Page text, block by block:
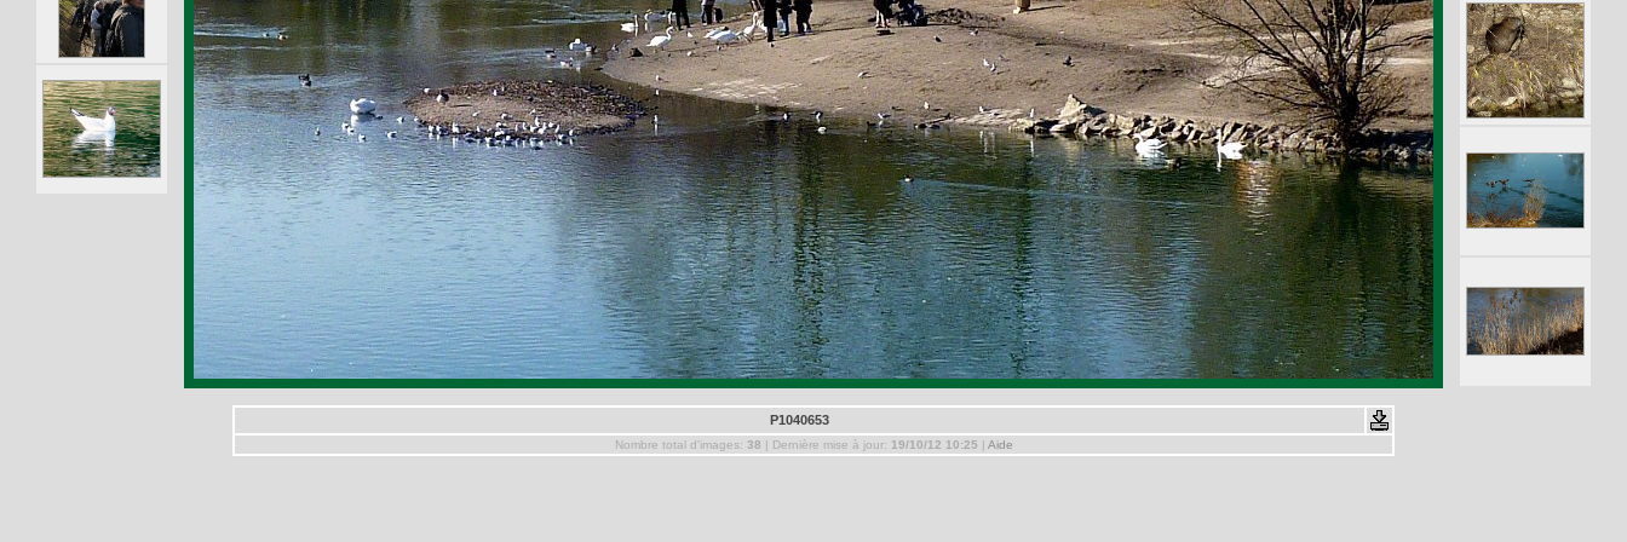
P1040653
Nombre total d'images: 38 | Dernière mise à jour: 19/10/12 10:25 | Aide